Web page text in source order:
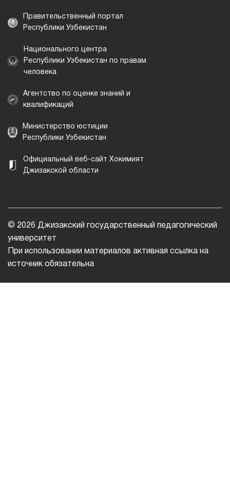
Правительственный портал
Республики Узбекистан
Национального центра
Республики Узбекистан по правам
человека
Агентство по оценке знаний и
квалификаций
Министерство юстиции
Республики Узбекистан
Официальный веб-сайт Хокимият
Джизакской области
© 2026 Джизакский государственный педагогический
университет
При использовании материалов активная ссылка на
источник обязательна